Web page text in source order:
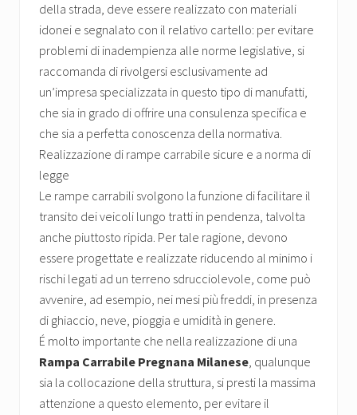
della strada, deve essere realizzato con materiali
idonei e segnalato con il relativo cartello: per evitare
problemi di inadempienza alle norme legislative, si
raccomanda di rivolgersi esclusivamente ad
un’impresa specializzata in questo tipo di manufatti,
che sia in grado di offrire una consulenza specifica e
che sia a perfetta conoscenza della normativa.
Realizzazione di rampe carrabile sicure e a norma di
legge
Le rampe carrabili svolgono la funzione di facilitare il
transito dei veicoli lungo tratti in pendenza, talvolta
anche piuttosto ripida. Per tale ragione, devono
essere progettate e realizzate riducendo al minimo i
rischi legati ad un terreno sdrucciolevole, come può
avvenire, ad esempio, nei mesi più freddi, in presenza
di ghiaccio, neve, pioggia e umidità in genere.
É molto importante che nella realizzazione di una
Rampa Carrabile Pregnana Milanese, qualunque
sia la collocazione della struttura, si presti la massima
attenzione a questo elemento, per evitare il